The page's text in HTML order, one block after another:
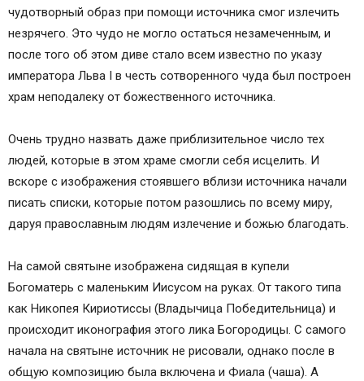
Икос 8
Кондак 9
Икос 9
Кондак 10
Икос 10
Икос 11
Кондак 12
Икос 12
Кондак 13
Молитва
Икона Божией Матери «Живоносный Источник»
Молитва иконе Богородицы «Живоносный
Источник»
Икона Божией Матери «Живоносный источник»:
в чем помогает. Храм иконы Божией Матери
«Живоносный источник»
чудотворный образ при помощи источника смог излечить
незрячего. Это чудо не могло остаться незамеченным, и
после того об этом диве стало всем известно по указу
императора Льва I в честь сотворенного чуда был построен
храм неподалеку от божественного источника.
Очень трудно назвать даже приблизительное число тех
людей, которые в этом храме смогли себя исцелить. И
вскоре с изображения стоявшего вблизи источника начали
писать списки, которые потом разошлись по всему миру,
даруя православным людям излечение и божью благодать.
На самой святыне изображена сидящая в купели
Богоматерь с маленьким Иисусом на руках. От такого типа
как Никопея Кириотиссы (Владычица Победительница) и
происходит иконография этого лика Богородицы. С самого
начала на святыне источник не рисовали, однако после в
общую композицию была включена и Фиала (чаша). А